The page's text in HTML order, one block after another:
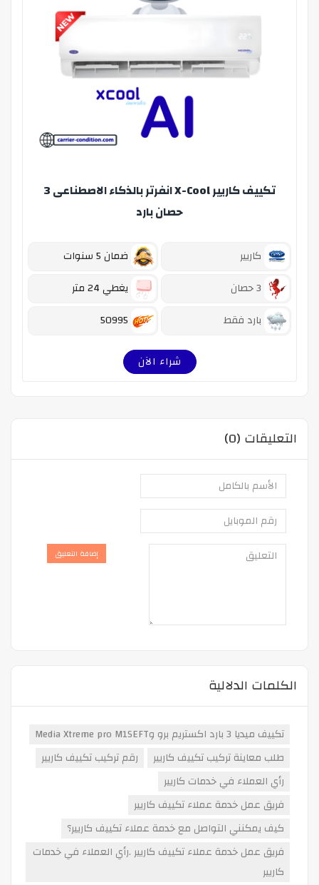
تكييف كاريير X-Cool انفرتر بالذكاء الاصطناعى 3
حصان بارد
كاريير
ضمان 5 سنوات
يغطي 24 متر
بارد فقط
شراء الآن
التعليقات (0)
إضافة التعليق
الكلمات الدلالية
تكييف ميديا 3 بارد اكستريم برو وMedia Xtreme pro M1SEFT
طلب معاينة تركيب تكييف كاريير
رقم تركيب تكييف كاريير
رأي العملاء في خدمات كاريير
فريق عمل خدمة عملاء تكييف كاريير
كيف يمكنني التواصل مع خدمة عملاء تكييف كاريير؟
فريق عمل خدمة عملاء تكييف كاريير .رأي العملاء في خدمات
كاريير